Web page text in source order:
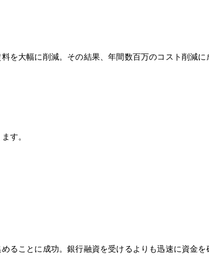
を大幅に削減。その結果、年間数百万のコスト削減に
す。
ことに成功。銀行融資を受けるよりも迅速に資金を